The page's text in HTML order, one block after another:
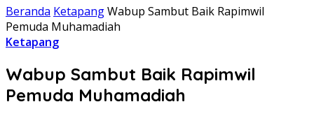
Beranda KetapangWabup Sambut Baik Rapimwil
Pemuda Muhamadiah
Ketapang
Wabup Sambut Baik Rapimwil
Pemuda Muhamadiah